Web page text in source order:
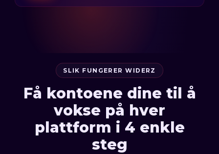
SLIK FUNGERER WIDERZ
Få kontoene dine til å
vokse på hver
plattform i 4 enkle
steg